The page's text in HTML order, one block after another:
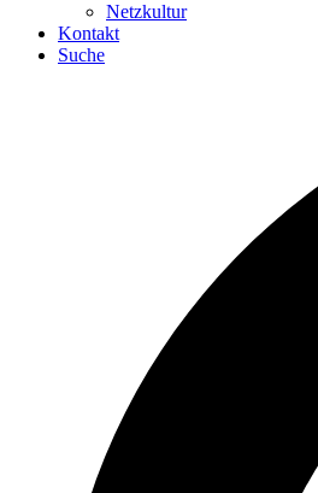
Netzkultur
Kontakt
Suche